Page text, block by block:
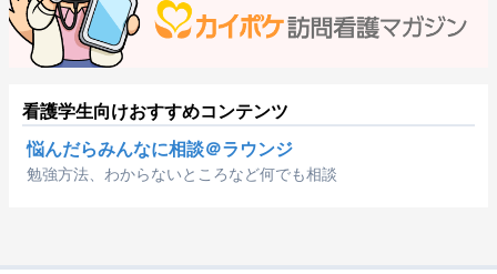
看護学生向けおすすめコンテンツ
悩んだらみんなに相談＠ラウンジ
勉強方法、わからないところなど何でも相談